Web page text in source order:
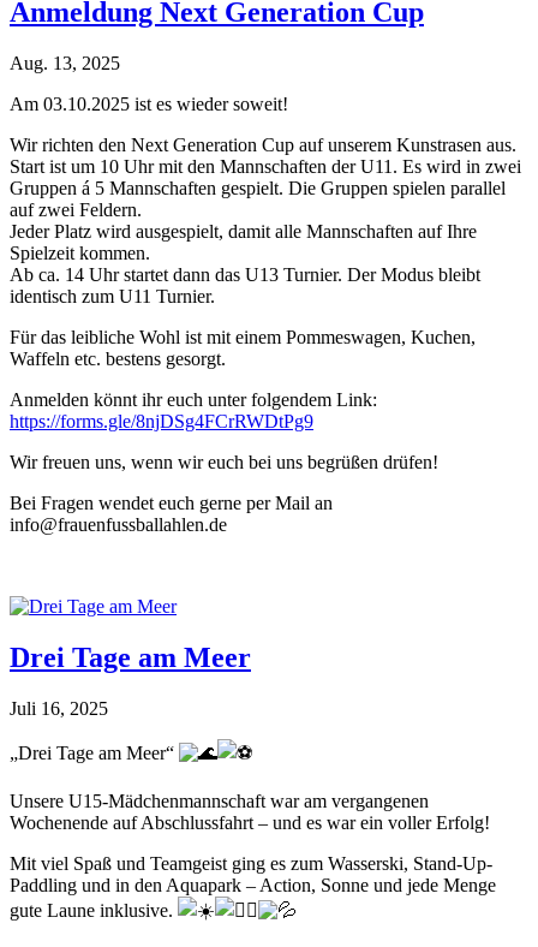
Anmeldung Next Generation Cup
Aug. 13, 2025
Am 03.10.2025 ist es wieder soweit!
Wir richten den Next Generation Cup auf unserem Kunstrasen aus.
Start ist um 10 Uhr mit den Mannschaften der U11. Es wird in zwei
Gruppen á 5 Mannschaften gespielt. Die Gruppen spielen parallel
auf zwei Feldern.
Jeder Platz wird ausgespielt, damit alle Mannschaften auf Ihre
Spielzeit kommen.
Ab ca. 14 Uhr startet dann das U13 Turnier. Der Modus bleibt
identisch zum U11 Turnier.
Für das leibliche Wohl ist mit einem Pommeswagen, Kuchen,
Waffeln etc. bestens gesorgt.
Anmelden könnt ihr euch unter folgendem Link:
https://forms.gle/8njDSg4FCrRWDtPg9
Wir freuen uns, wenn wir euch bei uns begrüßen drüfen!
Bei Fragen wendet euch gerne per Mail an
info@frauenfussballahlen.de
Drei Tage am Meer
Juli 16, 2025
„Drei Tage am Meer“
Unsere U15-Mädchenmannschaft war am vergangenen
Wochenende auf Abschlussfahrt – und es war ein voller Erfolg!
Mit viel Spaß und Teamgeist ging es zum Wasserski, Stand-Up-
Paddling und in den Aquapark – Action, Sonne und jede Menge
gute Laune inklusive.